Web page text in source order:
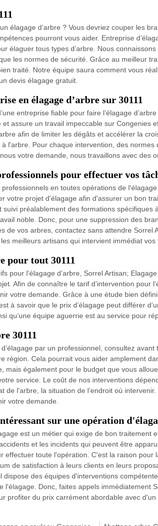
élagage d’arbre ? Vous devriez couper les
pourront vous aider. Entreprise
élaguer tous types d’arbre. Nous
les normes de sécurité. Grâce au meilleur
traité. Notre équipe saura comment vous
devis élagage gratuit.
en élagage d’arbre sur 30111
entreprise fiable pour faire l’élagage
et assure un travail impeccable sur Congenies
afin de limiter les dégâts et accélérer la
l'arbre. Pour chaque intervention, des
votre demande, nous travaillons avec des
pour effectuer vos
en toutes opérations de
votre projet d'élagage afin d'assurer un bon
suivi préalablement des formations spécifiques
noble. Donc, pour une suppression des
de vos arbres, contactez sans attendre Sorrel
meilleurs artisans qui intervient immédiat vos
pour tout 30111
pour l’élagage d’arbre, Sorrel Artisan;
Afin de connaître le tarif d’intervention pour
votre demande. Grâce à une étude bien
à savoir que le prix d’élagage peut différer
qu’une équipe aguerrie est au service pour
30111
par un professionnel, consultez avant
région. Cela pourrait vous aider amplement
mais également pour le budget que vous
service. Le coût de nos interventions
de l'arbre, la situation de l’endroit où
votre demande.
sur une opération
est un métier qui exige de bon traitement
et les incidents qui peuvent être
effectuer toute l'opération. C'est la raison pour
de satisfaction à leurs clients en leurs
dispose des équipes d'interventions
l'élagage. Donc, faites appels immédiatement
profiter du prix carrément abordable avec